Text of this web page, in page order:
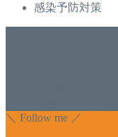
感染予防対策
＼ Follow me ／